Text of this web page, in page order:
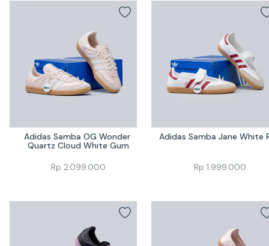
Adidas Samba OG Wonder
Quartz Cloud White Gum
Rp 2.099.000
Adidas Samba Jane White
Rp 1.999.000